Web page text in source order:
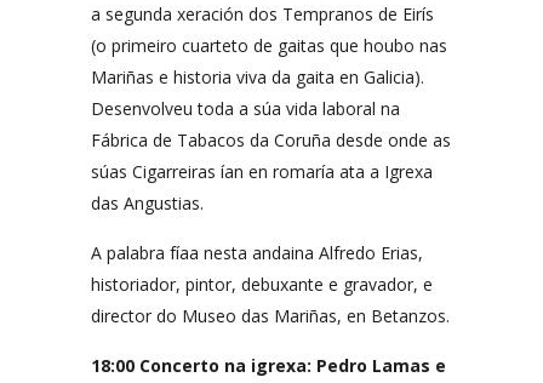
a segunda xeración dos Tempranos de Eirís
(o primeiro cuarteto de gaitas que houbo nas
Mariñas e historia viva da gaita en Galicia).
Desenvolveu toda a súa vida laboral na
Fábrica de Tabacos da Coruña desde onde as
súas Cigarreiras ían en romaría ata a Igrexa
das Angustias.
A palabra fíaa nesta andaina Alfredo Erias,
historiador, pintor, debuxante e gravador, e
director do Museo das Mariñas, en Betanzos.
18:00 Concerto na igrexa: Pedro Lamas e